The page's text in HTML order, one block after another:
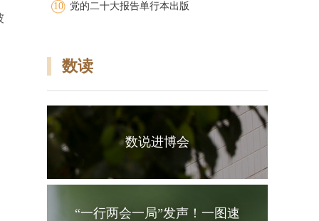
洪流中争创广东新的辉煌 广东团代表在学习
10 党的二十大报告单行本出版
数读
数说进博会
“一行两会一局”发声！一图速